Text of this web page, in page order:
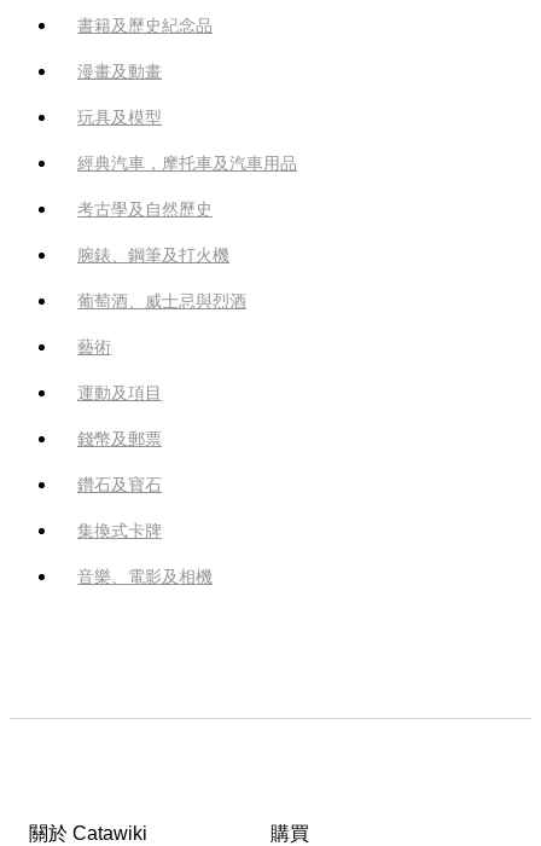
書籍及歷史紀念品
漫畫及動畫
玩具及模型
經典汽車，摩托車及汽車用品
考古學及自然歷史
腕錶、鋼筆及打火機
葡萄酒、威士忌與烈酒
藝術
運動及項目
錢幣及郵票
鑽石及寶石
集換式卡牌
音樂、電影及相機
關於 Catawiki 購買